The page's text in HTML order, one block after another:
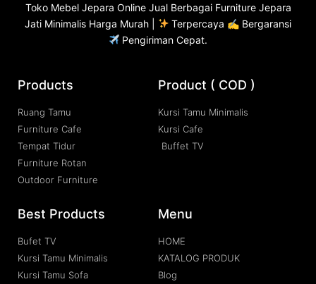
Toko Mebel Jepara Online Jual Berbagai Furniture Jepara
Jati Minimalis Harga Murah |
Terpercaya ✍ Bergaransi
Pengiriman Cepat.
Products
Ruang Tamu
Furniture Cafe
Tempat Tidur
Furniture Rotan
Outdoor Furniture
Product ( COD )
Kursi Tamu Minimalis
Kursi Cafe
Buffet TV
Best Products
Bufet TV
Kursi Tamu Minimalis
Kursi Tamu Sofa
Menu
HOME
KATALOG PRODUK
Blog